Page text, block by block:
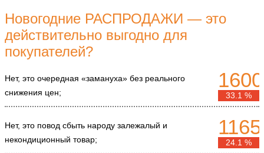
Новогодние РАСПРОДАЖИ — это
действительно выгодно для
покупателей?
Нет, это очередная «замануха» без реального
снижения цен;
1600
33.1 %
Нет, это повод сбыть народу залежалый и
некондиционный товар;
1165
24.1 %